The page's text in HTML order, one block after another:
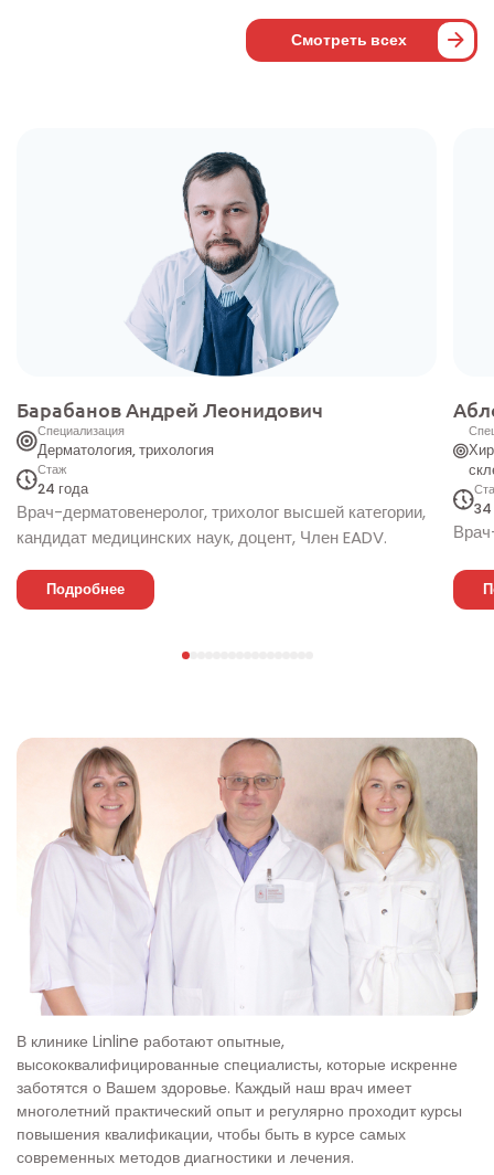
Смотреть всех
Барабанов Андрей Леонидович
Специализация
Дерматология, трихология
Стаж
24 года
Врач-дерматовенеролог, трихолог высшей категории,
кандидат медицинских наук, доцент, Член EADV.
Подробнее
34
О нас
В клинике Linline работают опытные,
высококвалифицированные специалисты, которые искренне
заботятся о Вашем здоровье. Каждый наш врач имеет
многолетний практический опыт и регулярно проходит курсы
повышения квалификации, чтобы быть в курсе самых
современных методов диагностики и лечения.